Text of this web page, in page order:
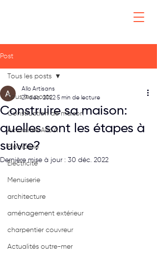
Post
Tous les posts
Construction de maison
Actualités Allo'A
Plomberie
Electricité
Menuiserie
architecture
aménagement extérieur
charpentier couvreur
Actualités outre-mer
Tous les posts
Construire sa maison:
quelles sont les étapes à
suivre?
Allo Artisans
27 déc. 2022 5 min de lecture
Dernière mise à jour : 30 déc. 2022